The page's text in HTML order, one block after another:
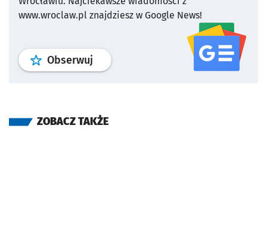
www.wroclaw.pl znajdziesz w Google News!
Obserwuj profil serwisu
ZOBACZ TAKŻE